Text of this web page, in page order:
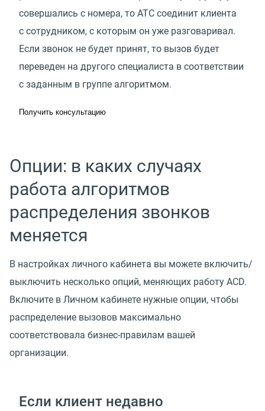
совершались с номера, то АТС соединит клиента
с сотрудником, с которым он уже разговаривал.
Если звонок не будет принят, то вызов будет
переведен на другого специалиста в соответствии
с заданным в группе алгоритмом.
Получить консультацию
Опции: в каких случаях
работа алгоритмов
распределения звонков
меняется
В настройках личного кабинета вы можете включить/
выключить несколько опций, меняющих работу ACD.
Включите в Личном кабинете нужные опции, чтобы
распределение вызовов максимально
соответствовала бизнес-правилам вашей
организации.
Если клиент недавно